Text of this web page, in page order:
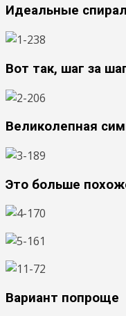
Идеальные
Вот так, шаг за
Великолепная
Это больше
Вариант попроще